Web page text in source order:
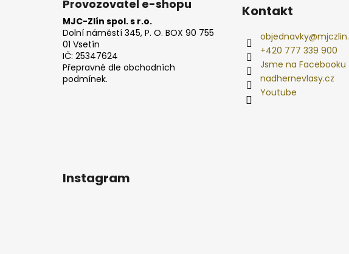
Provozovatel e-shopu
MJC-Zlín spol. s r.o.
Dolní náměstí 345, P. O. BOX 90 755
01 Vsetín
IČ: 25347624
Přepravné dle obchodních
podmínek.
Kontakt
objednavky@
+420 777 339 900
Jsme na Facebooku
nadhernevlasy.cz
Youtube
Instagram